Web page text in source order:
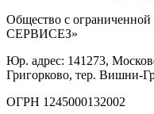
Общество с
СЕРВИСЕЗ»
Юр. адрес: 141273,
Григорково, тер. Вишни-
ОГРН 1245000132002